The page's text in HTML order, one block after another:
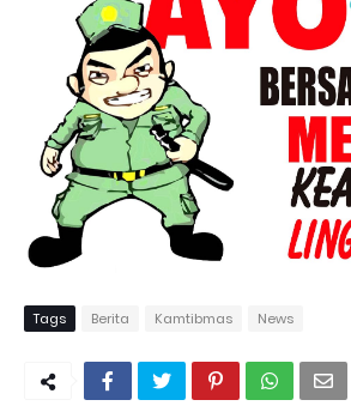
Tags Berita Kamtibmas News